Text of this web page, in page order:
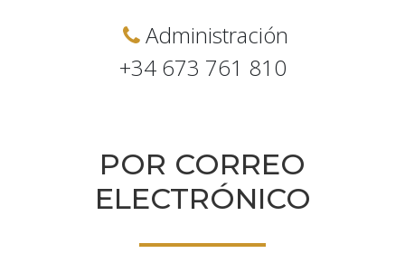
Administración
+34 673 761 810
POR CORREO
ELECTRÓNICO